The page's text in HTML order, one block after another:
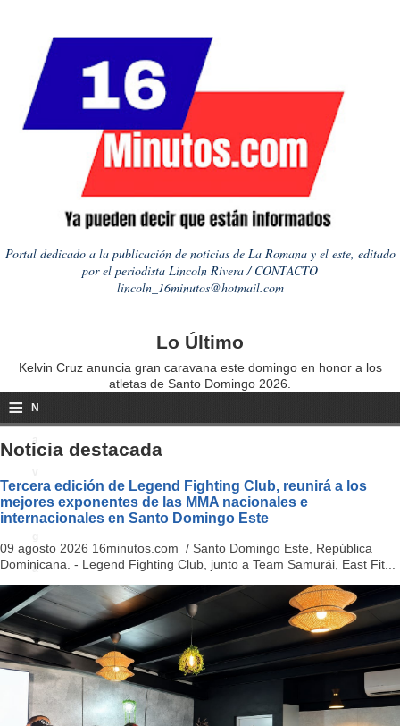
Portal dedicado a la publicación de noticias de La Romana y el este, editado
por el periodista Lincoln Rivera / CONTACTO
lincoln_16minutos@hotmail.com
Lo Último
Kelvin Cruz anuncia gran caravana este domingo en honor a los
atletas de Santo Domingo 2026.
≡ N
a
i
a
ti
o
n
Noticia destacada
Tercera edición de Legend Fighting Club, reunirá a los
mejores exponentes de las MMA nacionales e
internacionales en Santo Domingo Este
09 agosto 2026 16minutos.com / Santo Domingo Este, República
Dominicana. - Legend Fighting Club, junto a Team Samurái, East Fit...